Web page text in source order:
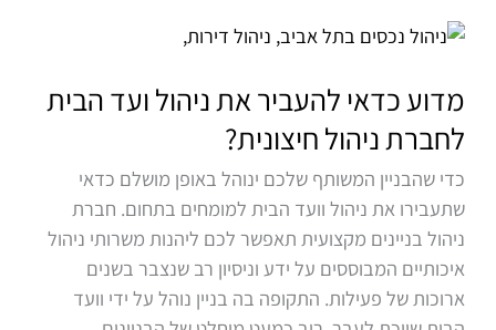
מדוע כדאי להעביר את ניהול ועד הבית
לחברת ניהול חיצונית?
כדי שהבניין המשותף שלכם ינוהל באופן מושלם כדאי
שתעבירו את ניהול וועד הבית למומחים בתחום. חברת
ניהול בניינים מקצועית תאפשר לכם ליהנות משרותי ניהול
איכותיים המבוססים על ידע וניסיון רב שנצבר בשנים
ארוכות של פעילות. התקופה בה בניין נוהל על ידי וועד
מדוע
להעביר
את
ניהול
ועד
הבית
לחברת
ניהול
חיצונית?